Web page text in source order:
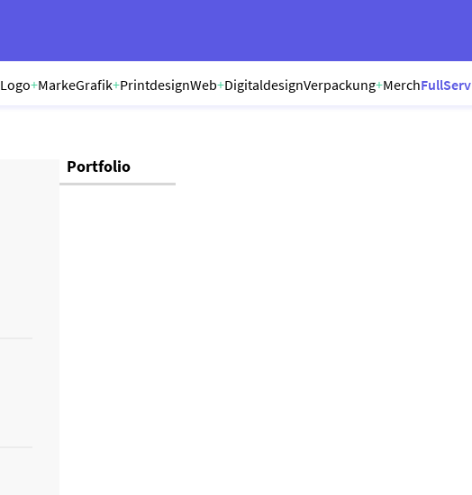
Logo+MarkeGrafik+PrintdesignWeb+DigitaldesignVerpackung+Merch
Portfolio